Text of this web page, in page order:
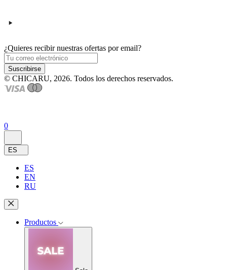
¿Quieres recibir nuestras ofertas por email?
Suscribirse
© CHICARU, 2026. Todos los derechos reservados.
0
ES
ES
EN
RU
Productos